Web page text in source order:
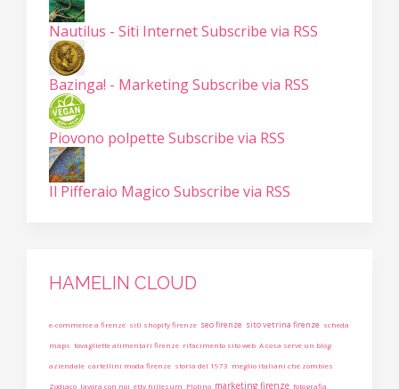
Nautilus - Siti InternetSubscribe via RSS
Bazinga! - MarketingSubscribe via RSS
Piovono polpette Subscribe via RSS
Il Pifferaio Magico Subscribe via RSS
HAMELIN CLOUD
e-commerce a firenze siti shopify firenze seo firenze sito vetrina firenze scheda
maps tovagliette alimentari firenze rifacimento sito web A cosa serve un blog
aziendale cartellini moda firenze storia del 1973 meglio italiani che zombies
Zodiaco lavora con noi etty hillesum Plotino marketing firenze fotografia